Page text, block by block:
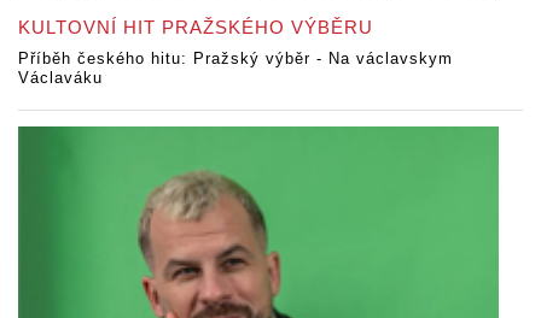
KULTOVNÍ HIT PRAŽSKÉHO VÝBĚRU
Příběh českého hitu: Pražský výběr - Na václavskym
Václaváku